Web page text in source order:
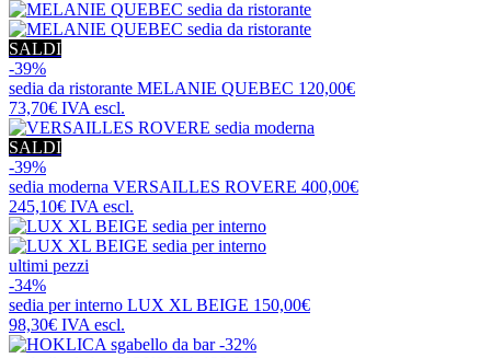
SALDI
-39%
sedia da ristorante MELANIE QUEBEC 120,00€
73,70€ IVA escl.
SALDI
-39%
sedia moderna VERSAILLES ROVERE 400,00€
245,10€ IVA escl.
ultimi pezzi
-34%
sedia per interno LUX XL BEIGE 150,00€
98,30€ IVA escl.
-32%